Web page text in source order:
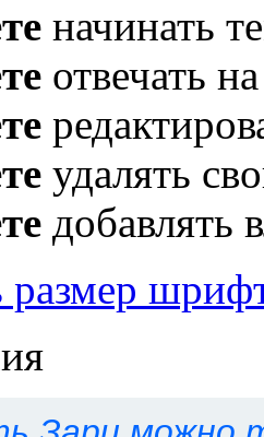
начинать
отвечать
удалять
добавлять
размер